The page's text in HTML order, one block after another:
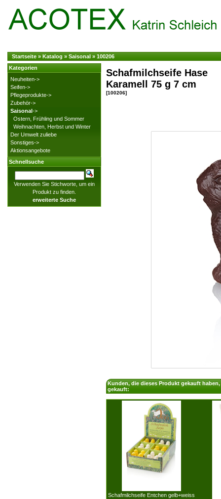
Startseite » Katalog » Saisonal » 100206
Schafmilchseife Hase
Karamell 75 g 7 cm
[100206]
Kunden, die dieses Produkt gekauft
gekauft:
Schafmilchseife Entchen gelb+weiss
Kategorien
Neuheiten->
Seifen->
Pflegeprodukte->
Zubehör->
Saisonal->
Ostern, Frühling und Sommer
Weihnachten, Herbst und Winter
Der Umwelt zuliebe
Sonstiges->
Aktionsangebote
Schnellsuche
Verwenden Sie Stichworte, um ein
Produkt zu finden.
erweiterte Suche